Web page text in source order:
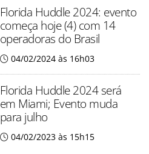
Florida Huddle 2024: evento
começa hoje (4) com 14
operadoras do Brasil
04/02/2024 às 16h03
Florida Huddle 2024 será
em Miami; Evento muda
para julho
04/02/2023 às 15h15